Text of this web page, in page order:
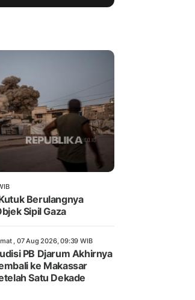
Berulangnya
Sipil Gaza
, 07 Aug 2026, 09:39 WIB
PB Djarum Akhirnya
ke Makassar
Satu Dekade